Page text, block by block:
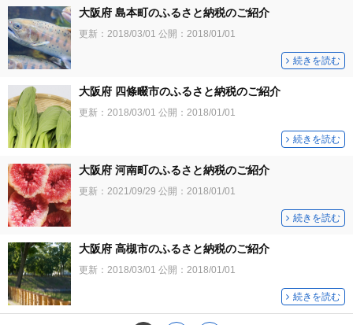
大阪府 島本町のふるさと納税のご紹介
更新： 2018/03/01 公開： 2018/01/01
続きを読む
大阪府 四條畷市のふるさと納税のご紹介
更新： 2018/03/01 公開： 2018/01/01
続きを読む
大阪府 河南町のふるさと納税のご紹介
更新： 2021/09/29 公開： 2018/01/01
続きを読む
大阪府 高槻市のふるさと納税のご紹介
更新： 2018/03/01 公開： 2018/01/01
続きを読む